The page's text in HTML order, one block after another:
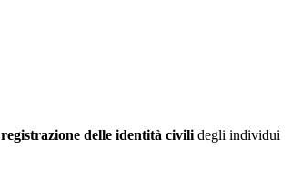
registrazione delle identità civili degli individui